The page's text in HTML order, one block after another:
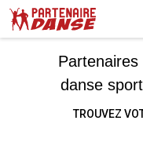
danse
TROUVEZ